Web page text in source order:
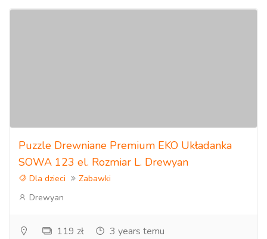
Puzzle Drewniane Premium EKO Układanka
SOWA 123 el. Rozmiar L. Drewyan
Dla dzieci
Zabawki
Drewyan
119 zł 3 years temu